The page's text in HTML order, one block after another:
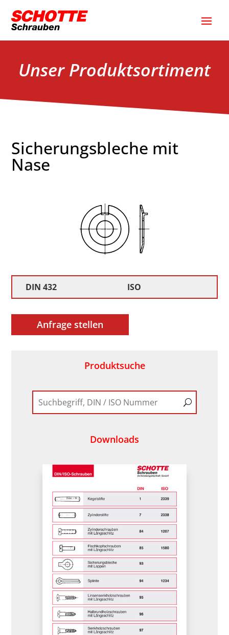
Unser Produktsortiment
Sicherungsbleche mit
Nase
DIN 432 ISO
Anfrage stellen
Produktsuche
Downloads